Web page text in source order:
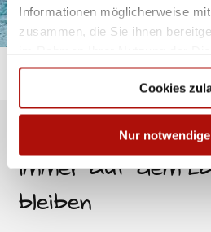
Informationen möglicherweise
zusammen, die Sie ihnen
Cookies
Nur
Immer auf dem
bleiben